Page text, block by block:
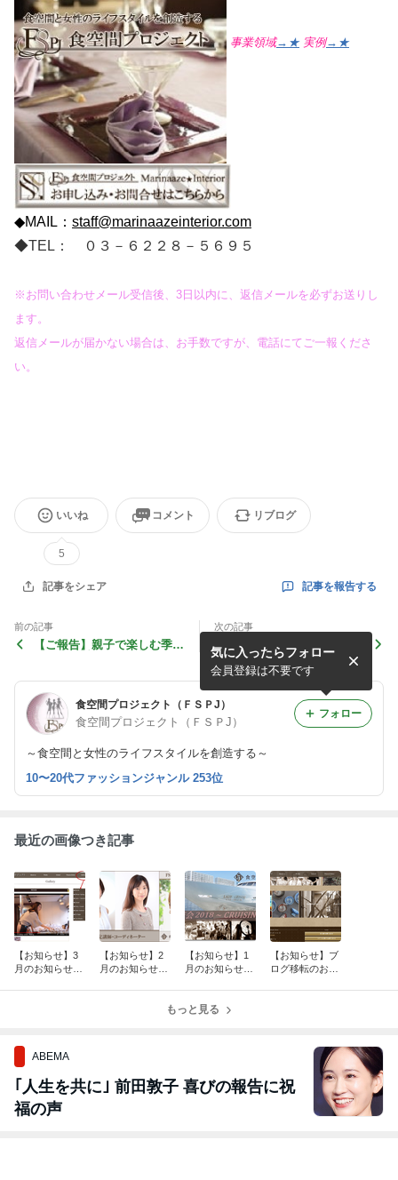
事業領域→★実例→★
◆MAIL： staff@marinaazeinterior.com
◆TEL： ０３－６２２８－５６９５
※お問い合わせメール受信後、3日以内に、返信メールを必ずお送りし
ます。
返信メールが届かない場合は、お手数ですが、電話にてご一報くださ
い。
いいね
5
コメント リブログ
記事をシェア 記事を報告する
前の記事
【ご報告】親子で楽しむ季節
次の記事
【報告】日本発！キャンディ
ーブッフェのスタイリング撮
影
食空間プロジェクト（ＦＳＰJ）
食空間プロジェクト（ＦＳＰJ）
～食空間と女性のライフスタイルを創造する～
気に入ったらフォロー
会員登録は不要です
フォロー
10〜20代ファッションジャンル 253位
最近の画像つき記事
【お知らせ】3
月のお知らせ・
【お知らせ】2
月のお知らせ・
【お知らせ】1
月のお知らせ・
【お知らせ】ブ
ログ移転のお知
もっと見る
ABEMA
｢人生を共に｣ 前田敦子 喜びの報告に祝
福の声